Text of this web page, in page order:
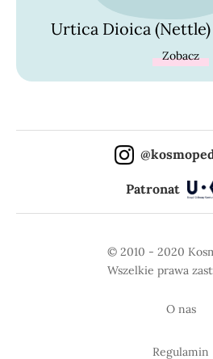
Urtica Dioica
Zobacz
Patronat
© 2010 - 2020
Wszelkie prawa
O nas
Regulamin